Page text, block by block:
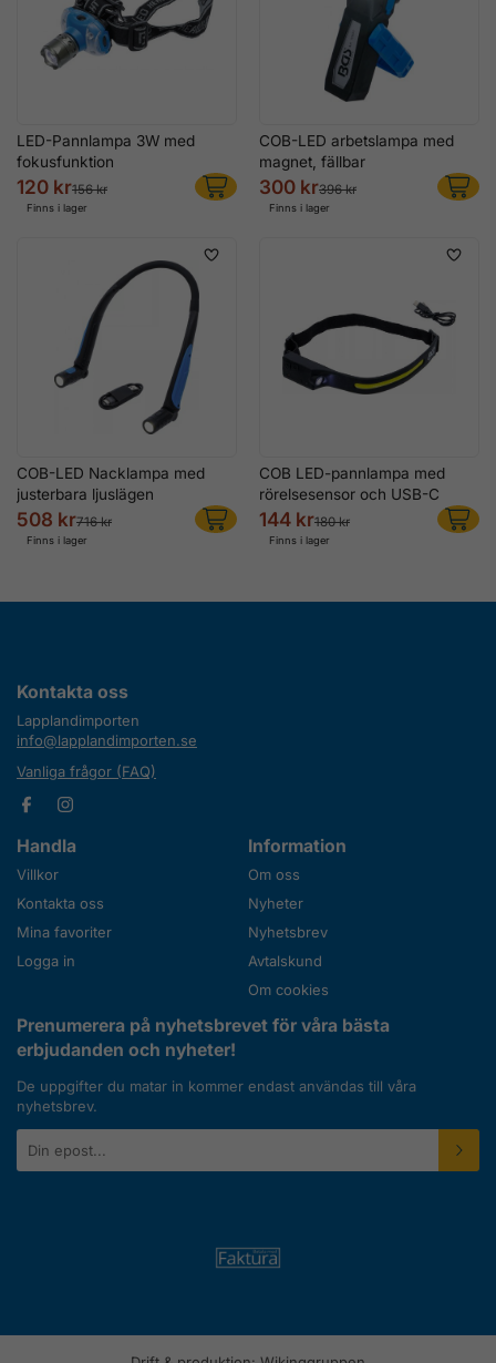
LED-Pannlampa 3W med
fokusfunktion
120 kr156 kr
Finns i lager
COB-LED arbetslampa med
magnet, fällbar
300 kr396 kr
Finns i lager
COB-LED Nacklampa med
justerbara ljuslägen
508 kr716 kr
Finns i lager
COB LED-pannlampa med
rörelsesensor och USB-C
144 kr180 kr
Finns i lager
Kontakta oss
Lapplandimporten
info@lapplandimporten.se
Vanliga frågor (FAQ)
Handla
Villkor
Kontakta oss
Mina favoriter
Logga in
Information
Om oss
Nyheter
Nyhetsbrev
Avtalskund
Om cookies
Prenumerera på nyhetsbrevet för våra bästa
erbjudanden och nyheter!
De uppgifter du matar in kommer endast användas till våra
nyhetsbrev.
postadress